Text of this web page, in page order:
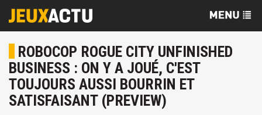
ROBOCOP ROGUE CITY UNFINISHED
BUSINESS : ON Y A JOUÉ, C'EST
TOUJOURS AUSSI BOURRIN ET
SATISFAISANT (PREVIEW)